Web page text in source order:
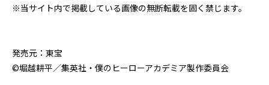
※当サイト内で掲載している画像の無断転載を固く禁じます。
発売元：東宝
©堀越耕平／集英社・僕のヒーローアカデミア製作委員会